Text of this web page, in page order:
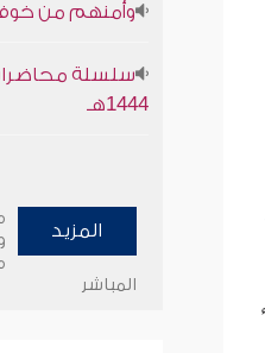
وأمنهم من
سلسلة
1444هـ
المزيد
المباشر